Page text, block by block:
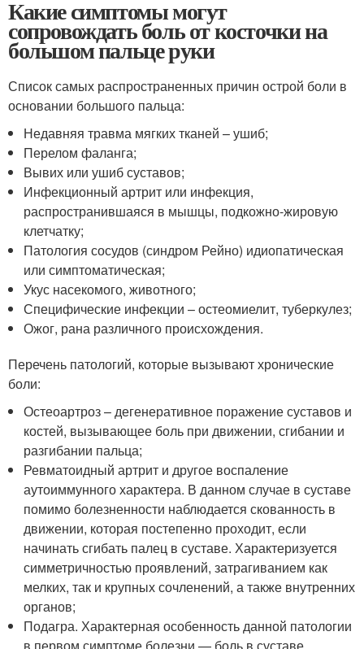
Какие симптомы могут
сопровождать боль от косточки на
большом пальце руки
Список самых распространенных причин острой боли в
основании большого пальца:
Недавняя травма мягких тканей – ушиб;
Перелом фаланга;
Вывих или ушиб суставов;
Инфекционный артрит или инфекция,
распространившаяся в мышцы, подкожно-жировую
клетчатку;
Патология сосудов (синдром Рейно) идиопатическая
или симптоматическая;
Укус насекомого, животного;
Специфические инфекции – остеомиелит, туберкулез;
Ожог, рана различного происхождения.
Перечень патологий, которые вызывают хронические
боли:
Остеоартроз – дегенеративное поражение суставов и
костей, вызывающее боль при движении, сгибании и
разгибании пальца;
Ревматоидный артрит и другое воспаление
аутоиммунного характера. В данном случае в суставе
помимо болезненности наблюдается скованность в
движении, которая постепенно проходит, если
начинать сгибать палец в суставе. Характеризуется
симметричностью проявлений, затрагиванием как
мелких, так и крупных сочленений, а также внутренних
органов;
Подагра. Характерная особенность данной патологии